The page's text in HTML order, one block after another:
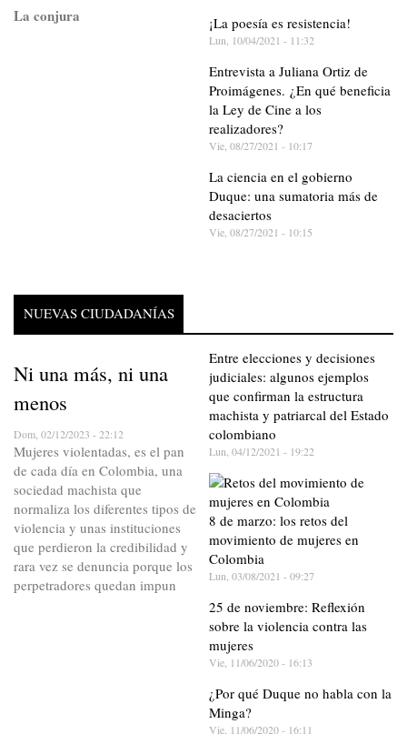
La conjura ¡La poesía es resistencia!
Lun, 10/04/2021 - 11:32
Entrevista a Juliana Ortiz de
Proimágenes. ¿En qué beneficia
la Ley de Cine a los
realizadores?
Vie, 08/27/2021 - 10:17
La ciencia en el gobierno
Duque: una sumatoria más de
desaciertos
Vie, 08/27/2021 - 10:15
NUEVAS CIUDADANÍAS
Ni una más, ni una
menos
Dom, 02/12/2023 - 22:12
Mujeres violentadas, es el pan
de cada día en Colombia, una
sociedad machista que
normaliza los diferentes tipos de
violencia y unas instituciones
que perdieron la credibilidad y
rara vez se denuncia porque los
perpetradores quedan impun
Entre elecciones y decisiones
judiciales: algunos ejemplos
que confirman la estructura
machista y patriarcal del Estado
colombiano
Lun, 04/12/2021 - 19:22
8 de marzo: los retos del
movimiento de mujeres en
Colombia
Lun, 03/08/2021 - 09:27
25 de noviembre: Reflexión
sobre la violencia contra las
mujeres
Vie, 11/06/2020 - 16:13
¿Por qué Duque no habla con la
Minga?
Vie, 11/06/2020 - 16:11